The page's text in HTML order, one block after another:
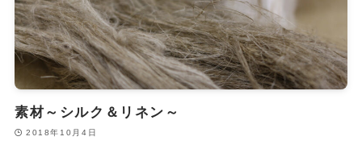
素材～シルク＆リネン～
2018年10月4日